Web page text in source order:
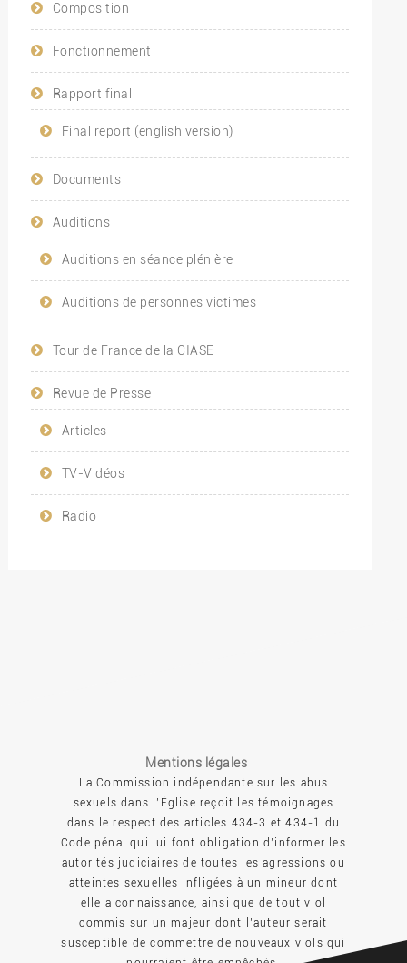
Composition
Fonctionnement
Rapport final
Final report (english version)
Documents
Auditions
Auditions en séance plénière
Auditions de personnes victimes
Tour de France de la CIASE
Revue de Presse
Articles
TV-Vidéos
Radio
Mentions légales
La Commission indépendante sur les abus
sexuels dans l’Église reçoit les témoignages
dans le respect des articles 434-3 et 434-1 du
Code pénal qui lui font obligation d’informer les
autorités judiciaires de toutes les agressions ou
atteintes sexuelles infligées à un mineur dont
elle a connaissance, ainsi que de tout viol
commis sur un majeur dont l’auteur serait
susceptible de commettre de nouveaux viols qui